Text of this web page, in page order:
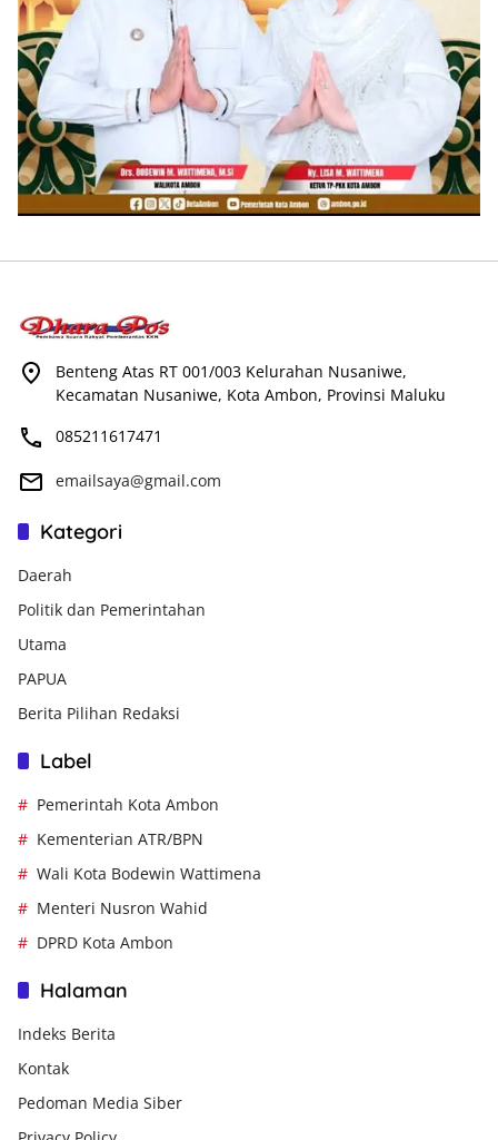
Benteng Atas RT 001/003 Kelurahan Nusaniwe,
Kecamatan Nusaniwe, Kota Ambon, Provinsi Maluku
085211617471
emailsaya@gmail.com
Kategori
Daerah
Politik dan Pemerintahan
Utama
PAPUA
Berita Pilihan Redaksi
Label
Pemerintah Kota Ambon
Kementerian ATR/BPN
Wali Kota Bodewin Wattimena
Menteri Nusron Wahid
DPRD Kota Ambon
Halaman
Indeks Berita
Kontak
Pedoman Media Siber